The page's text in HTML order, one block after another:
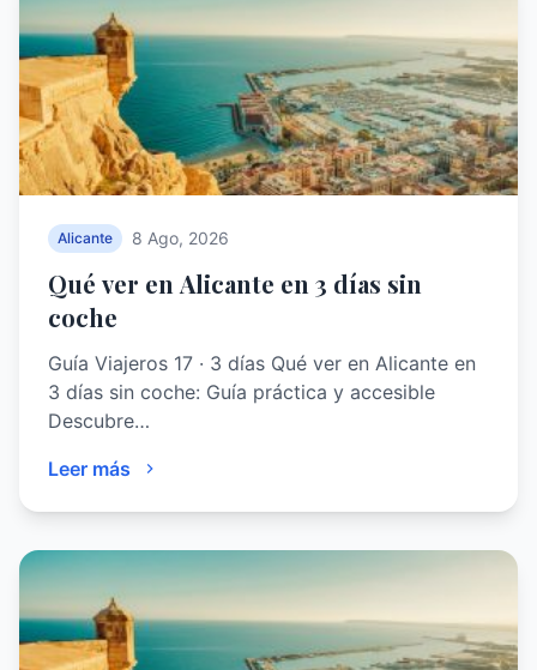
Alicante 8 Ago, 2026
Qué ver en Alicante en 3 días sin
coche
Guía Viajeros 17 · 3 días Qué ver en Alicante en
3 días sin coche: Guía práctica y accesible
Descubre…
Leer más